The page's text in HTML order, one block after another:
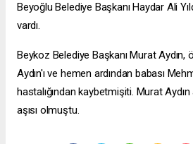
Beyoğlu Belediye Başkanı Haydar Ali
vardı.
Beykoz Belediye Başkanı Murat Aydın,
Aydın'ı ve hemen ardından babası
hastalığından kaybetmişiti. Murat
aşısı olmuştu.